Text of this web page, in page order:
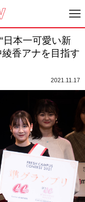
日本一可愛い新
綾香アナを目指す
2021.11.17